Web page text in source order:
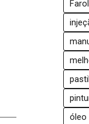
Farol
óleo